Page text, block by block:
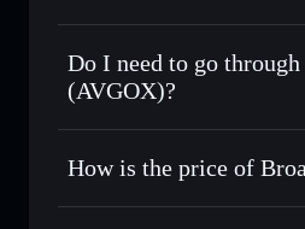
Do I need to go
(AVGOX)?
How is the price of
Broadcom